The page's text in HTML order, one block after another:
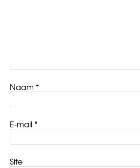
Naam *
E-mail *
Site